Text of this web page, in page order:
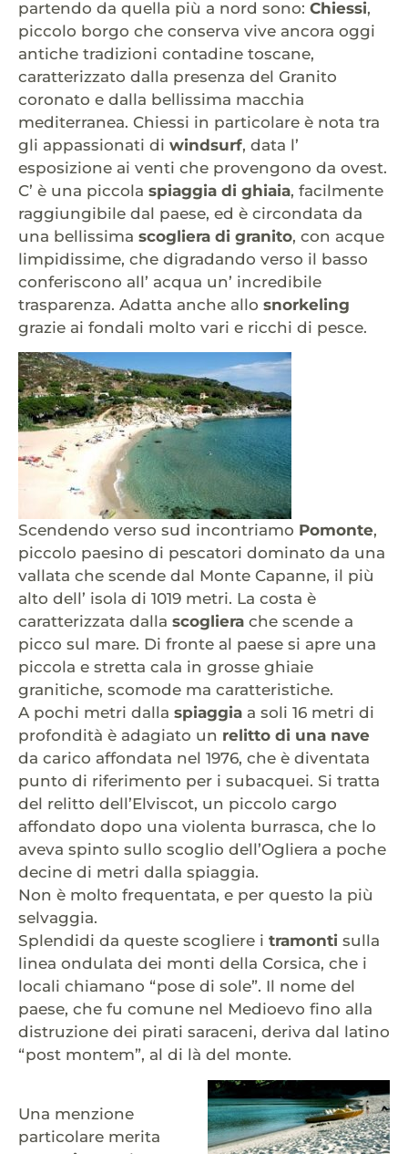
partendo da quella più a nord sono: Chiessi,
piccolo borgo che conserva vive ancora oggi
antiche tradizioni contadine toscane,
caratterizzato dalla presenza del Granito
coronato e dalla bellissima macchia
mediterranea. Chiessi in particolare è nota tra
gli appassionati di windsurf, data l’
esposizione ai venti che provengono da ovest.
C’ è una piccola spiaggia di ghiaia, facilmente
raggiungibile dal paese, ed è circondata da
una bellissima scogliera di granito, con acque
limpidissime, che digradando verso il basso
conferiscono all’ acqua un’ incredibile
trasparenza. Adatta anche allo snorkeling
grazie ai fondali molto vari e ricchi di pesce.
Scendendo verso sud incontriamo Pomonte,
piccolo paesino di pescatori dominato da una
vallata che scende dal Monte Capanne, il più
alto dell’ isola di 1019 metri. La costa è
caratterizzata dalla scogliera che scende a
picco sul mare. Di fronte al paese si apre una
piccola e stretta cala in grosse ghiaie
granitiche, scomode ma caratteristiche.
A pochi metri dalla spiaggia a soli 16 metri di
profondità è adagiato un relitto di una nave
da carico affondata nel 1976, che è diventata
punto di riferimento per i subacquei. Si tratta
del relitto dell’Elviscot, un piccolo cargo
affondato dopo una violenta burrasca, che lo
aveva spinto sullo scoglio dell’Ogliera a poche
decine di metri dalla spiaggia.
Non è molto frequentata, e per questo la più
selvaggia.
Splendidi da queste scogliere i tramonti sulla
linea ondulata dei monti della Corsica, che i
locali chiamano “pose di sole”. Il nome del
paese, che fu comune nel Medioevo fino alla
distruzione dei pirati saraceni, deriva dal latino
“post montem”, al di là del monte.
Una menzione
particolare merita